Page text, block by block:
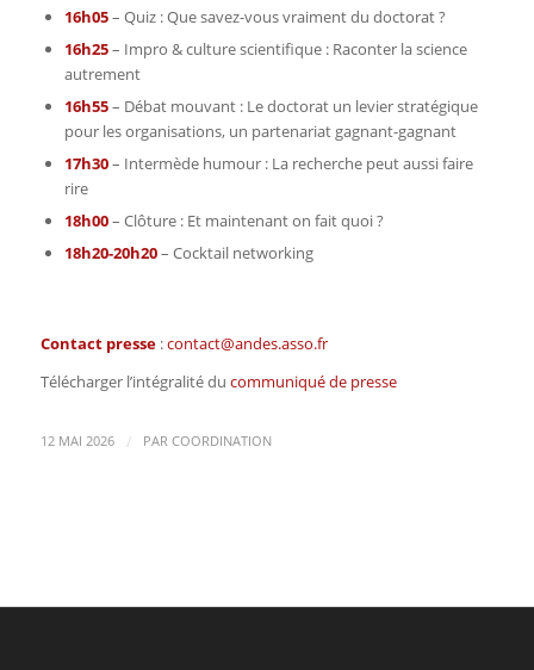
16h05– Quiz : Que savez-vous vraiment du doctorat ?
16h25– Impro & culture scientifique : Raconter la science
autrement
16h55– Débat mouvant : Le doctorat un levier stratégique
pour les organisations, un partenariat gagnant-gagnant
17h30– Intermède humour : La recherche peut aussi faire
rire
18h00– Clôture : Et maintenant on fait quoi ?
18h20-20h20– Cocktail networking
Contact presse:contact@andes.asso.fr
Télécharger l’intégralité du communiqué de presse
12 MAI 2026 / PAR COORDINATION